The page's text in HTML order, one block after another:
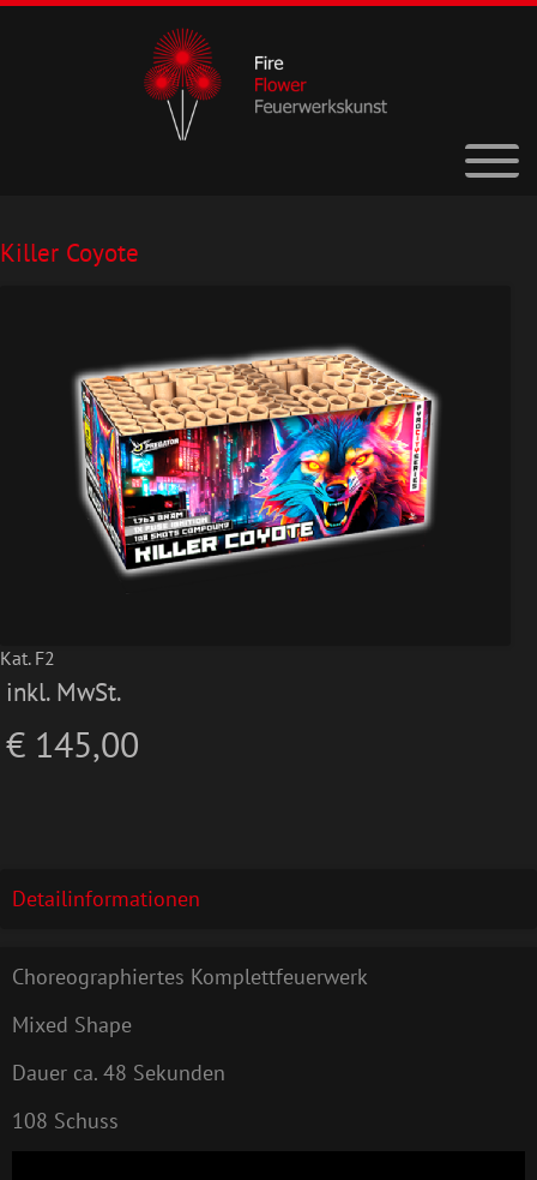
Killer Coyote
Kat. F2
inkl. MwSt.
€ 145,00
Detailinformationen
Choreographiertes Komplettfeuerwerk
Mixed Shape
Dauer ca. 48 Sekunden
108 Schuss